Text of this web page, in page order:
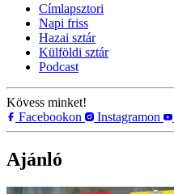
Címlapsztori
Napi friss
Hazai sztár
Külföldi sztár
Podcast
Kövess minket!
Facebookon
Instagramon
Ajánló